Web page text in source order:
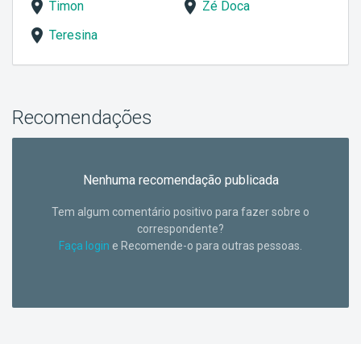
Timon
Zé Doca
Teresina
Recomendações
Nenhuma recomendação publicada
Tem algum comentário positivo para fazer sobre o
correspondente?
Faça login e Recomende-o para outras pessoas.